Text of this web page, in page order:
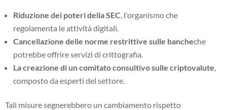
Riduzione dei poteri della SEC , l'organismo che
regolamenta le attività digitali.
Cancellazione delle norme restrittive sulle bancheche
potrebbe offrire servizi di crittografia.
La creazione di un comitato consultivo sulle criptovalute
composto da esperti del settore.
Tali misure segnerebbero un cambiamento rispetto